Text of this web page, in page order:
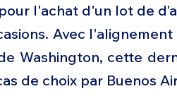
l'achat d'un lot de
Avec
Washington, cette
de choix par Buenos